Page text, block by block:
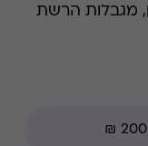
מגבלות הרשת